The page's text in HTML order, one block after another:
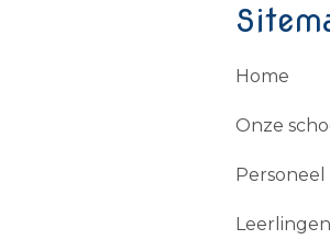
Home
Onze
Personeel
Leerlingen